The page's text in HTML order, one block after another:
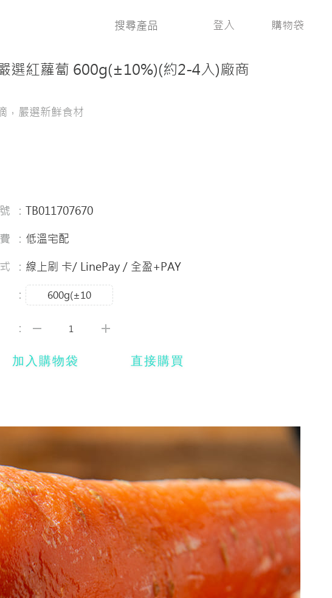
登入 購物袋
選紅蘿蔔 600g(±10%)(約2-4入)廠商
，嚴選新鮮食材
： TB011707670
低溫宅配
： 線上刷 卡/ LinePay / 全盈+PAY
600g(±10
加入購物袋 直接購買